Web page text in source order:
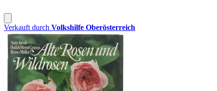
Verkauft durch Volkshilfe Oberösterreich